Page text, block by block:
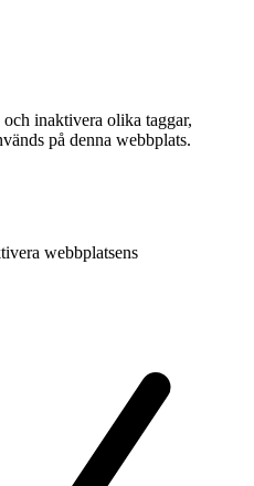
inaktivera olika taggar,
på denna webbplats.
webbplatsens